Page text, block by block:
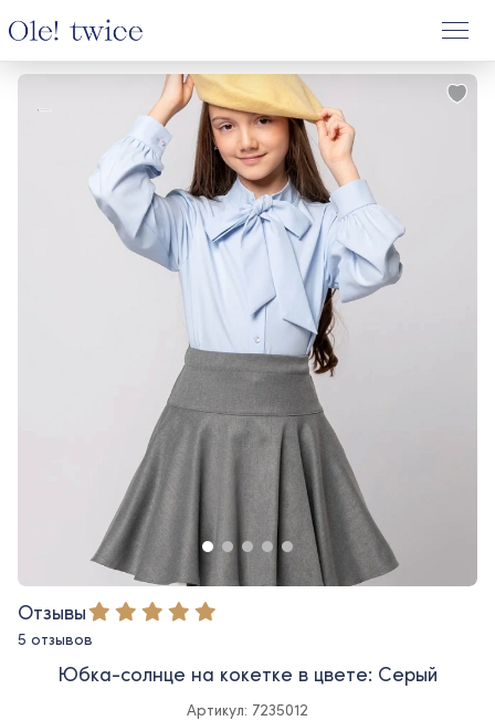
Отзывы
5 отзывов
Юбка-солнце на кокетке в цвете: Серый
Артикул: 7235012